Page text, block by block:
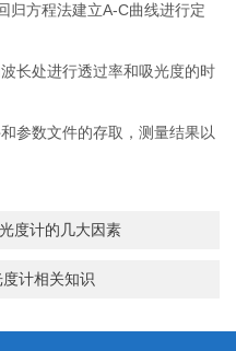
方程法建立A-C曲线进行定
处进行透过率和吸光度的时
数文件的存取，测量结果以
度计的几大因素
计相关知识